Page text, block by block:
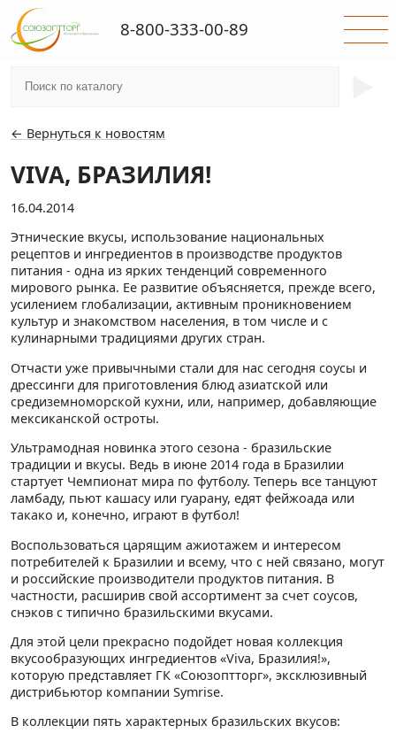
← Вернуться к новостям
VIVA, БРАЗИЛИЯ!
16.04.2014
Этнические вкусы, использование национальных
рецептов и ингредиентов в производстве продуктов
питания - одна из ярких тенденций современного
мирового рынка. Ее развитие объясняется, прежде всего,
усилением глобализации, активным проникновением
культур и знакомством населения, в том числе и с
кулинарными традициями других стран.
Отчасти уже привычными стали для нас сегодня соусы и
дрессинги для приготовления блюд азиатской или
средиземноморской кухни, или, например, добавляющие
мексиканской остроты.
Ультрамодная новинка этого сезона - бразильские
традиции и вкусы. Ведь в июне 2014 года в Бразилии
стартует Чемпионат мира по футболу. Теперь все танцуют
ламбаду, пьют кашасу или гуарану, едят фейжоада или
такако и, конечно, играют в футбол!
Воспользоваться царящим ажиотажем и интересом
потребителей к Бразилии и всему, что с ней связано, могут
и российские производители продуктов питания. В
частности, расширив свой ассортимент за счет соусов,
снэков с типично бразильскими вкусами.
Для этой цели прекрасно подой­дет новая коллекция
вкусообразующих ингредиентов «Viva, Бразилия!»,
которую представляет ГК «Союзоптторг», эксклюзивный
дистрибьютор компании Symrise.
В коллекции пять характерных бразильских вкусов:
8-800-333-00-89